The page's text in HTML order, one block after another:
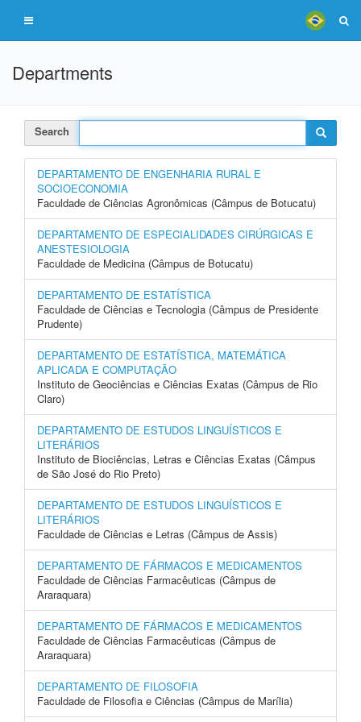
Departments
Search
DEPARTAMENTO DE ENGENHARIA RURAL E
SOCIOECONOMIA
Faculdade de Ciências Agronômicas (Câmpus de Botucatu)
DEPARTAMENTO DE ESPECIALIDADES CIRÚRGICAS E
ANESTESIOLOGIA
Faculdade de Medicina (Câmpus de Botucatu)
DEPARTAMENTO DE ESTATÍSTICA
Faculdade de Ciências e Tecnologia (Câmpus de Presidente
Prudente)
DEPARTAMENTO DE ESTATÍSTICA, MATEMÁTICA
APLICADA E COMPUTAÇÃO
Instituto de Geociências e Ciências Exatas (Câmpus de Rio
Claro)
DEPARTAMENTO DE ESTUDOS LINGUÍSTICOS E
LITERÁRIOS
Instituto de Biociências, Letras e Ciências Exatas (Câmpus
de São José do Rio Preto)
DEPARTAMENTO DE ESTUDOS LINGUÍSTICOS E
LITERÁRIOS
Faculdade de Ciências e Letras (Câmpus de Assis)
DEPARTAMENTO DE FÁRMACOS E MEDICAMENTOS
Faculdade de Ciências Farmacêuticas (Câmpus de
Araraquara)
DEPARTAMENTO DE FÁRMACOS E MEDICAMENTOS
Faculdade de Ciências Farmacêuticas (Câmpus de
Araraquara)
DEPARTAMENTO DE FILOSOFIA
Faculdade de Filosofia e Ciências (Câmpus de Marília)